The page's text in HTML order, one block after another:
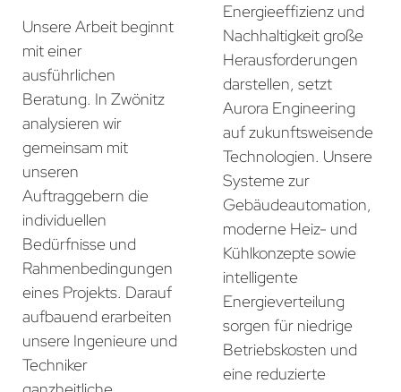
Unsere Arbeit beginnt
mit einer
ausführlichen
Beratung. In Zwönitz
analysieren wir
gemeinsam mit
unseren
Auftraggebern die
individuellen
Bedürfnisse und
Rahmenbedingungen
eines Projekts. Darauf
aufbauend erarbeiten
unsere Ingenieure und
Techniker
Energieeffizienz und
Nachhaltigkeit große
Herausforderungen
darstellen, setzt
Aurora Engineering
auf zukunftsweisende
Technologien. Unsere
Systeme zur
Gebäudeautomation,
moderne Heiz- und
Kühlkonzepte sowie
intelligente
Energieverteilung
sorgen für niedrige
Betriebskosten und
eine reduzierte